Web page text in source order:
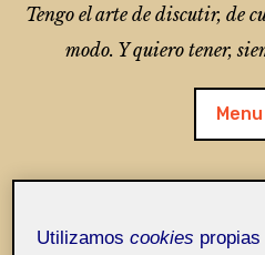
Tengo el arte de discutir, de
modo. Y quiero tener,
Menu
Utilizamoscookies